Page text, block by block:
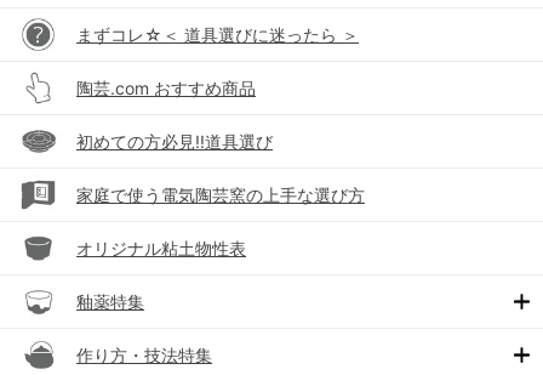
まずコレ☆＜ 道具選びに迷ったら ＞
陶芸.com おすすめ商品
初めての方必見!!道具選び
家庭で使う電気陶芸窯の上手な選び方
オリジナル粘土物性表
釉薬特集
作り方・技法特集